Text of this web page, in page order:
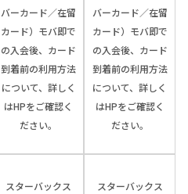
バーカード／在留
カード）モバ即で
の入会後、カード
到着前の利用方法
について、詳しく
はHPをご確認く
ださい。
バーカード／在留
カード）モバ即で
の入会後、カード
到着前の利用方法
について、詳しく
はHPをご確認く
ださい。
スターバックス
スターバックス